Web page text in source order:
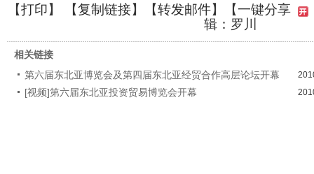
【打印】 【复制链接】【转发邮件】
【一键分享
辑：罗川
相关链接
第六届东北亚博览会及第四届东北亚经贸合作高层论坛开幕
[视频]第六届东北亚投资贸易博览会开幕